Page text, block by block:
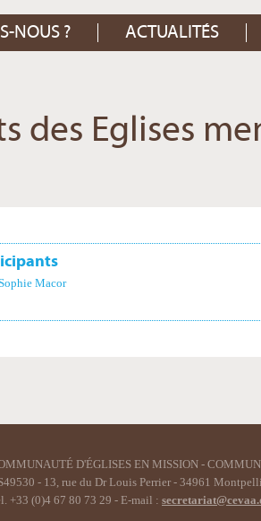
NOUS ? ACTUALITÉS
des Eglises
Macor
D'ÉGLISES EN MISSION -
- 13, rue du Dr Louis Perrier - 34961
+33 (0)4 67 80 73 29 - E-mail :